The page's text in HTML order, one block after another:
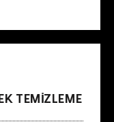
TEMIZLEME